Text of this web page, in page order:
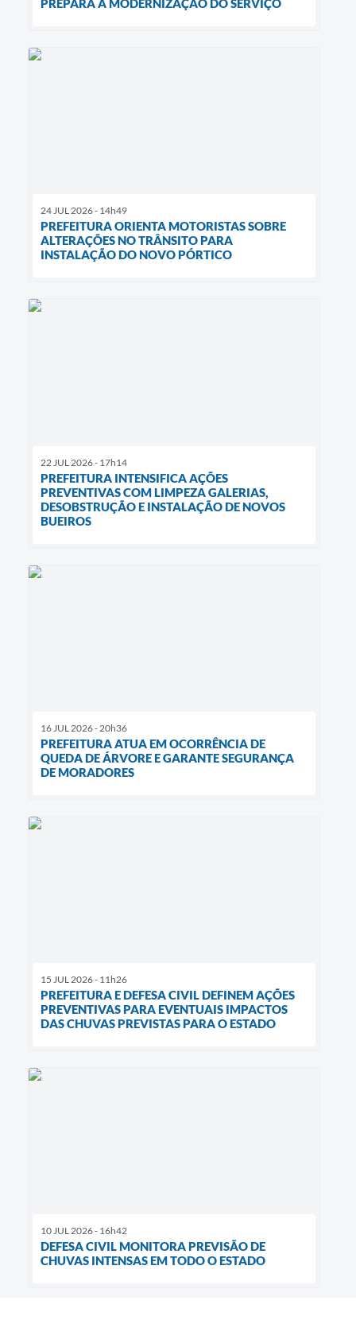
PREPARA A MODERNIZAÇÃO DO SERVIÇO
24 JUL 2026 - 14h49
PREFEITURA ORIENTA MOTORISTAS SOBRE
ALTERAÇÕES NO TRÂNSITO PARA
INSTALAÇÃO DO NOVO PÓRTICO
22 JUL 2026 - 17h14
PREFEITURA INTENSIFICA AÇÕES
PREVENTIVAS COM LIMPEZA GALERIAS,
DESOBSTRUÇÃO E INSTALAÇÃO DE NOVOS
BUEIROS
16 JUL 2026 - 20h36
PREFEITURA ATUA EM OCORRÊNCIA DE
QUEDA DE ÁRVORE E GARANTE SEGURANÇA
DE MORADORES
15 JUL 2026 - 11h26
PREFEITURA E DEFESA CIVIL DEFINEM AÇÕES
PREVENTIVAS PARA EVENTUAIS IMPACTOS
DAS CHUVAS PREVISTAS PARA O ESTADO
10 JUL 2026 - 16h42
DEFESA CIVIL MONITORA PREVISÃO DE
CHUVAS INTENSAS EM TODO O ESTADO